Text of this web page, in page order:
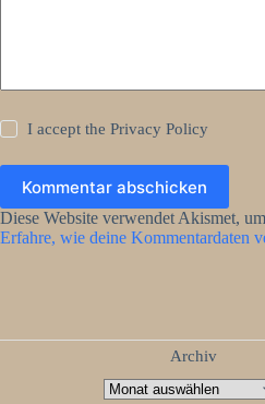
I accept thePrivacy Policy
Kommentar abschicken
Diese Website verwendet Akismet,
Erfahre, wie deine Kommentardaten
Archiv